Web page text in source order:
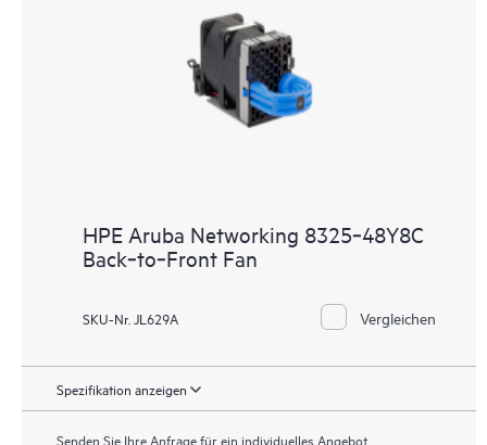
HPE Aruba Networking 8325‑48Y8C
Back‑to‑Front Fan
SKU-Nr. JL629A Vergleichen
Spezifikation anzeigen
Senden Sie Ihre Anfrage für ein individuelles Angebot